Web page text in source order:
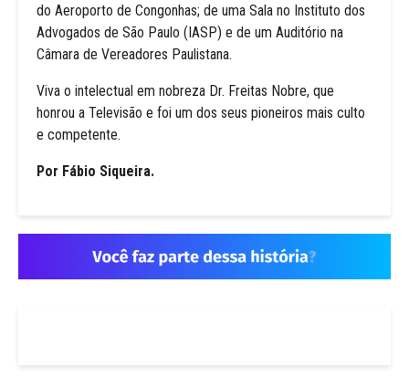
do Aeroporto de Congonhas; de uma Sala no Instituto dos
Advogados de São Paulo (IASP) e de um Auditório na
Câmara de Vereadores Paulistana.
Viva o intelectual em nobreza Dr. Freitas Nobre, que
honrou a Televisão e foi um dos seus pioneiros mais culto
e competente.
Por Fábio Siqueira.